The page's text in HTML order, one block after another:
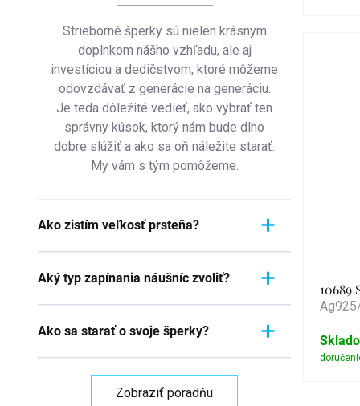
Strieborné šperky sú nielen krásnym
doplnkom nášho vzhľadu, ale aj
investíciou a dedičstvom, ktoré môžeme
odovzdávať z generácie na generáciu.
Je teda dôležité vedieť, ako vybrať ten
správny kúsok, ktorý nám bude dlho
dobre slúžiť a ako sa oň náležite starať.
My vám s tým pomôžeme.
Ako zistím veľkosť prsteňa?
jednoduchý proces. Aby ste zistili
ktorý momentálne nosíte. Dôležité je
zamerať sa na jeho VNÚTORNÝ
priemer - teda vzdialenosť od jednej
vnútornej hrany k druhej. Ak napríklad
Aký typ zapínania náušníc zvoliť?
zvážte pohodlie, bezpečnosť a štýl
zvyčajne majú klasické háčiky, ktoré
sú jednoduché a pohodlné. Náušnice
Ako sa starať o svoje šperky?
štýlu a vkusu, ale často aj symbolom
Zobraziť poradňu
10689